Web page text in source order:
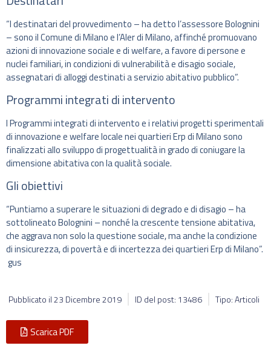
“I destinatari del provvedimento – ha detto l’assessore Bolognini
– sono il Comune di Milano e l’Aler di Milano, affinché promuovano
azioni di innovazione sociale e di welfare, a favore di persone e
nuclei familiari, in condizioni di vulnerabilità e disagio sociale,
assegnatari di alloggi destinati a servizio abitativo pubblico”.
Programmi integrati di intervento
I Programmi integrati di intervento e i relativi progetti sperimentali
di innovazione e welfare locale nei quartieri Erp di Milano sono
finalizzati allo sviluppo di progettualità in grado di coniugare la
dimensione abitativa con la qualità sociale.
Gli obiettivi
“Puntiamo a superare le situazioni di degrado e di disagio – ha
sottolineato Bolognini – nonché la crescente tensione abitativa,
che aggrava non solo la questione sociale, ma anche la condizione
di insicurezza, di povertà e di incertezza dei quartieri Erp di Milano”.
gus
Pubblicato il23 Dicembre 2019 ID del post: 13486 Tipo: Articoli
Scarica PDF